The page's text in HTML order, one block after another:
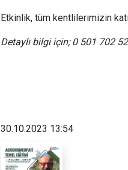
Etkinlik, tüm kentlilerimizin
Detaylı bilgi için; 0 501 702
30.10.2023 13:54